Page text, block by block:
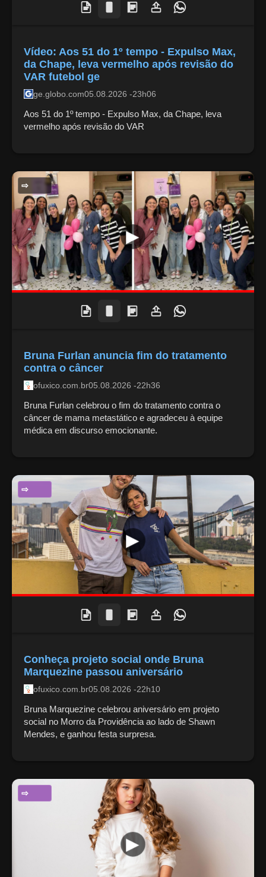
Vídeo: Aos 51 do 1º tempo - Expulso Max,
da Chape, leva vermelho após revisão do
VAR futebol ge
ge.globo.com05.08.2026 -23h06
Aos 51 do 1º tempo - Expulso Max, da Chape, leva
vermelho após revisão do VAR
SAÚDE
Bruna Furlan anuncia fim do tratamento
contra o câncer
ofuxico.com.br05.08.2026 -22h36
Bruna Furlan celebrou o fim do tratamento contra o
câncer de mama metastático e agradeceu à equipe
médica em discurso emocionante.
ENTRETENIMENTO
Conheça projeto social onde Bruna
Marquezine passou aniversário
ofuxico.com.br05.08.2026 -22h10
Bruna Marquezine celebrou aniversário em projeto
social no Morro da Providência ao lado de Shawn
Mendes, e ganhou festa surpresa.
ENTRETENIMENTO